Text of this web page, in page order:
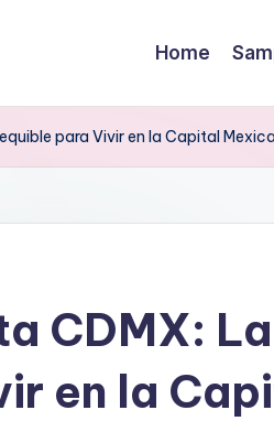
Home
para Vivir en la Capital
CDMX:
en la